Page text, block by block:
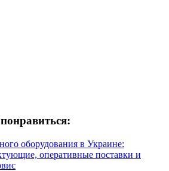
оборудования в Украине:
оперативные поставки и